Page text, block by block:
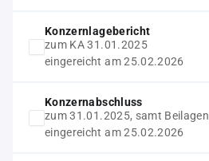
Konzernlagebericht
zum KA 31.01.2025
eingereicht am 25.02.2026
Konzernabschluss
zum 31.01.2025, samt Beilagen
eingereicht am 25.02.2026